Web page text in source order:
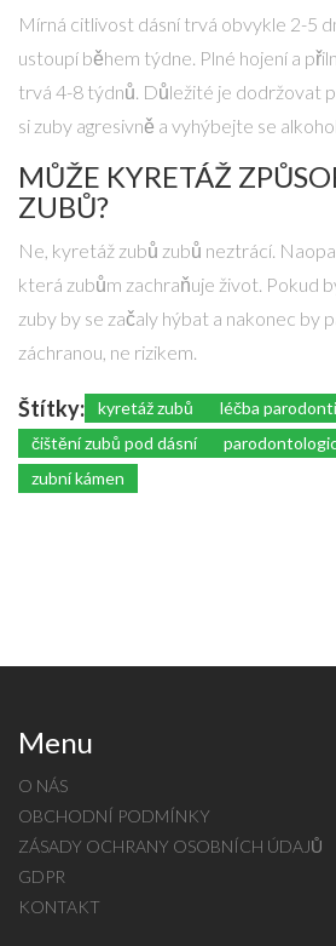
Mírná citlivost dásní trvá obvykle 2-5
ustoupí během týdne. Plné hojení a
trvá 4-8 týdnů. Důležité je dodržovat
si zuby agresivně a vyhýbejte se
MŮŽE KYRETÁŽ
ZUBŮ?
Ne, kyretáž zubů zubů neztrácí.
která zubům zachraňuje život. Pokud
zuby by se začaly hýbat a nakonec by
záchranou, ne rizikem.
Štítky: kyretáž zubů
léčba
čištění zubů pod dásní
zubní kámen
Menu
O NÁS
OBCHODNÍ PODMÍNKY
ZÁSADY OCHRANY OSOBNÍCH ÚDAJŮ
GDPR
KONTAKT